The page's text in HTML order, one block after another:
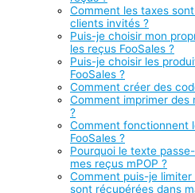
Comment les taxes
clients invités ?
Puis-je choisir mon
les reçus FooSales ?
Puis-je choisir les
FooSales ?
Comment créer des
Comment imprimer des
?
Comment fonctionnent
FooSales ?
Pourquoi le texte
mes reçus mPOP ?
Comment puis-je
sont récupérées dans